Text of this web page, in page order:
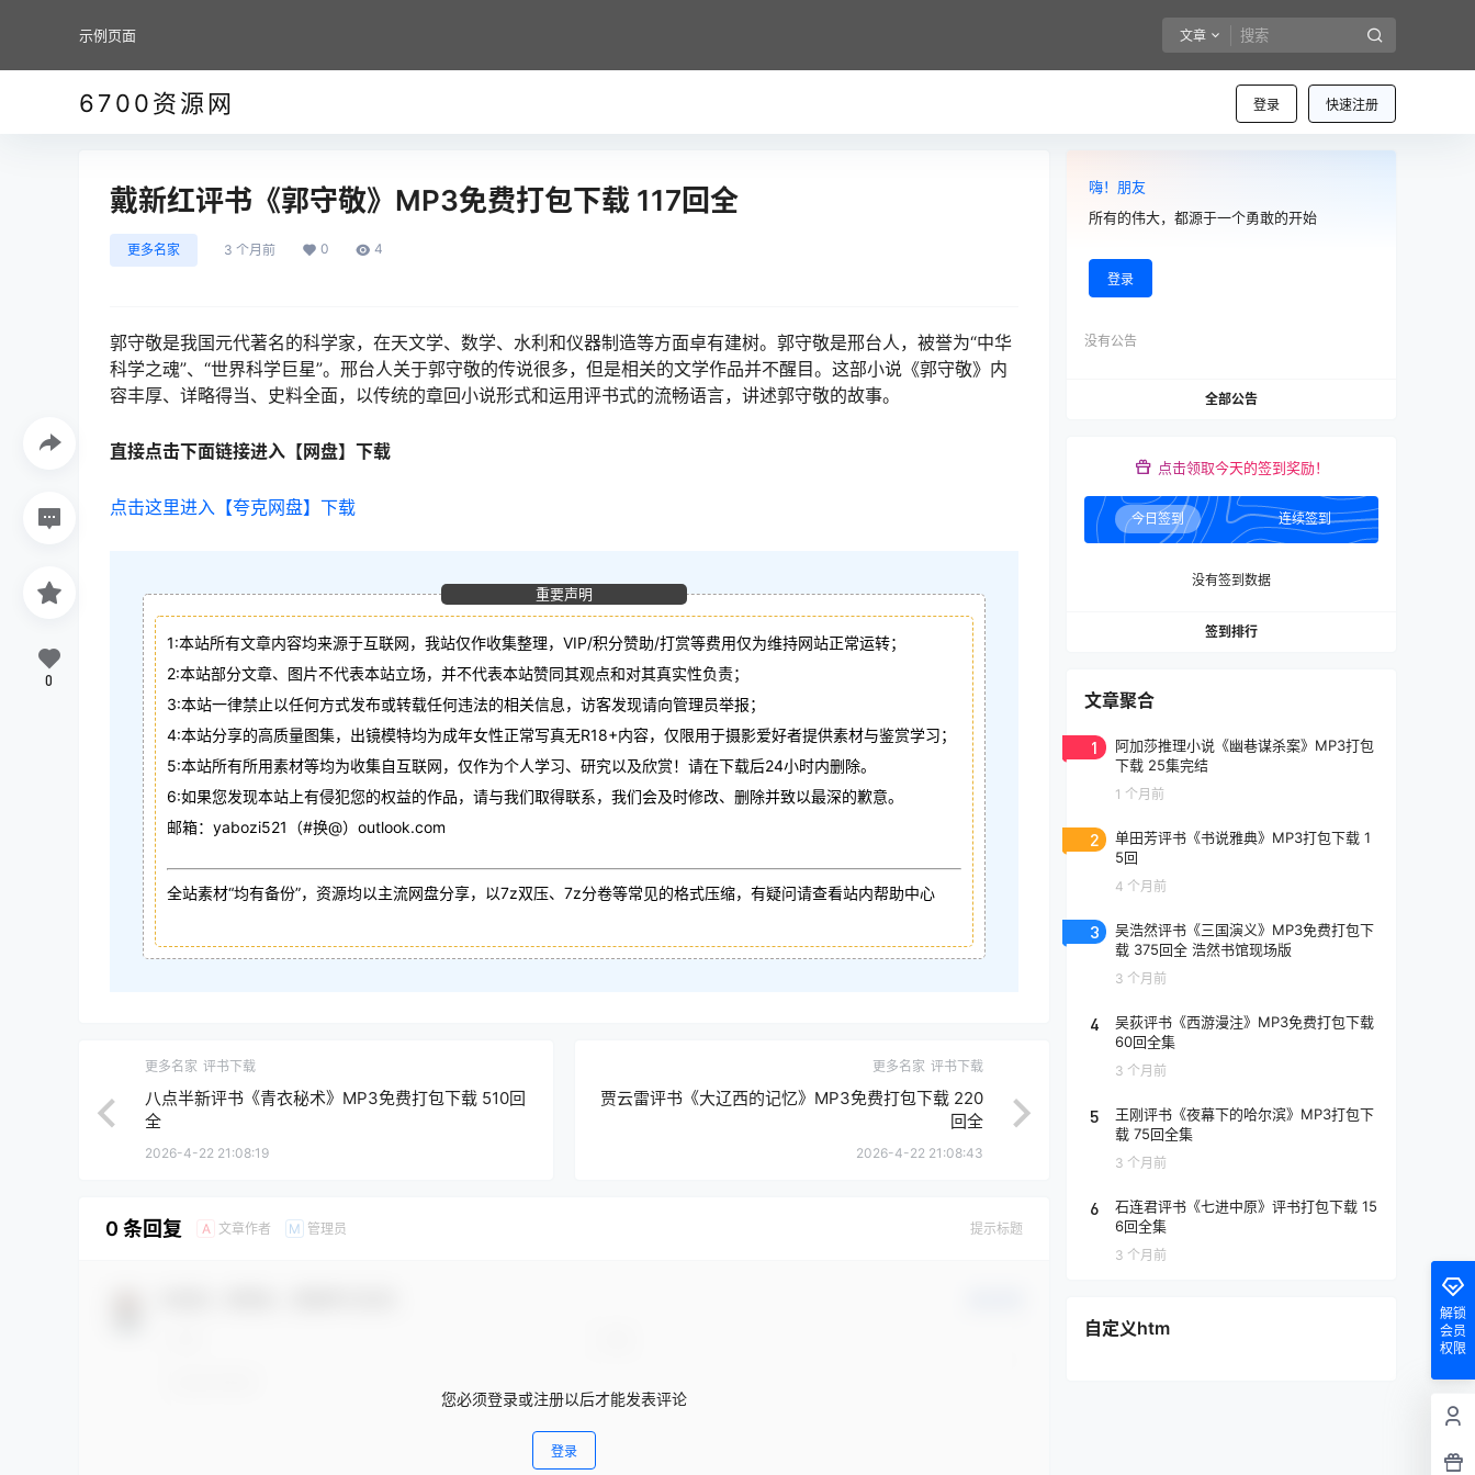
示例页面 文章
6700资源网 登录 快速注册
戴新红评书《郭守敬》MP3免费打包下载 117回全
更多名家 3 个月前 0 4
郭守敬是我国元代著名的科学家，在天文学、数学、水利和仪器制造等方面卓有建树。郭守敬是邢台人，被誉为“中华
科学之魂”、“世界科学巨星”。邢台人关于郭守敬的传说很多，但是相关的文学作品并不醒目。这部小说《郭守敬》内
容丰厚、详略得当、史料全面，以传统的章回小说形式和运用评书式的流畅语言，讲述郭守敬的故事。
直接点击下面链接进入【网盘】下载
点击这里进入【夸克网盘】下载
重要声明
1:本站所有文章内容均来源于互联网，我站仅作收集整理，VIP/积分赞助/打赏等费用仅为维持网站正常运转；
2:本站部分文章、图片不代表本站立场，并不代表本站赞同其观点和对其真实性负责；
3:本站一律禁止以任何方式发布或转载任何违法的相关信息，访客发现请向管理员举报；
4:本站分享的高质量图集，出镜模特均为成年女性正常写真无R18+内容，仅限用于摄影爱好者提供素材与鉴赏学习；
5:本站所有所用素材等均为收集自互联网，仅作为个人学习、研究以及欣赏！请在下载后24小时内删除。
6:如果您发现本站上有侵犯您的权益的作品，请与我们取得联系，我们会及时修改、删除并致以最深的歉意。
邮箱：yabozi521（#换@）outlook.com
全站素材“均有备份”，资源均以主流网盘分享，以7z双压、7z分卷等常见的格式压缩，有疑问请查看站内帮助中心
0
更多名家 评书下载
八点半新评书《青衣秘术》MP3免费打包下载 510回
全
2026-4-22 21:08:19
更多名家 评书下载
贾云雷评书《大辽西的记忆》MP3免费打包下载 220
回全
2026-4-22 21:08:43
0 条回复 A 文章作者 M 管理员 提示标题
您必须登录或注册以后才能发表评论
登录
嗨！朋友
所有的伟大，都源于一个勇敢的开始
登录
没有公告
全部公告
点击领取今天的签到奖励！
今日签到 连续签到
没有签到数据
签到排行
文章聚合
1
阿加莎推理小说《幽巷谋杀案》MP3打包
下载 25集完结
1 个月前
2
单田芳评书《书说雅典》MP3打包下载 1
5回
4 个月前
3
吴浩然评书《三国演义》MP3免费打包下
载 375回全 浩然书馆现场版
3 个月前
4
吴荻评书《西游漫注》MP3免费打包下载
60回全集
3 个月前
5
王刚评书《夜幕下的哈尔滨》MP3打包下
载 75回全集
3 个月前
6
石连君评书《七进中原》评书打包下载 15
6回全集
3 个月前
自定义htm
解锁
会员
权限